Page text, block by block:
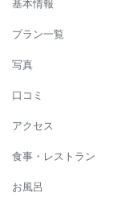
基本情報
プラン一覧
写真
口コミ
アクセス
食事・レストラン
お風呂